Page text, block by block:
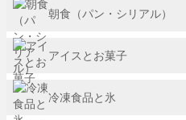
朝食（パン・シリアル）
アイスとお菓子
冷凍食品と氷